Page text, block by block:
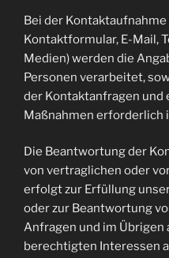
Bei der Kontaktaufnahme
Kontaktformular, E-Mail,
Medien) werden die
Personen verarbeitet,
der Kontaktanfragen
Maßnahmen erforderlich
Die Beantwortung der
von vertraglichen oder
erfolgt zur Erfüllung
oder zur Beantwortung
Anfragen und im Übrigen
berechtigten Interessen